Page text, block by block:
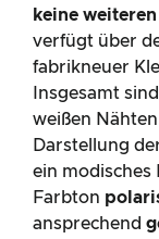
keine
verfügt über
fabrikneuer
Insgesamt
weißen
Darstellung
ein modisches
Farbton
ansprechend